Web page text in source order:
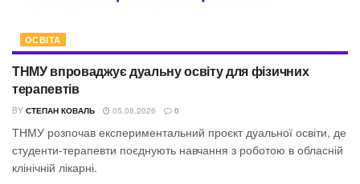
ОСВІТА
ТНМУ впроваджує дуальну освіту для фізичних
терапевтів
BY СТЕПАН КОВАЛЬ 05.08.2026 0
ТНМУ розпочав експериментальний проєкт дуальної освіти, де
студенти-терапевти поєднують навчання з роботою в обласній
клінічній лікарні.